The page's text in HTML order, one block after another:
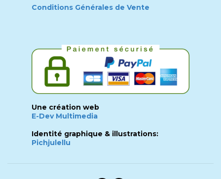
Conditions Générales de Vente
Une création web
E-Dev Multimedia
Identité graphique & illustrations:
Pichjulellu